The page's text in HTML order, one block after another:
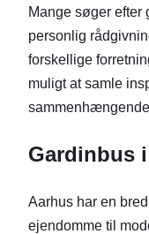
Mange søger efter
personlig
forskellige
muligt at samle
Gardinbus
Aarhus har en
ejendomme til